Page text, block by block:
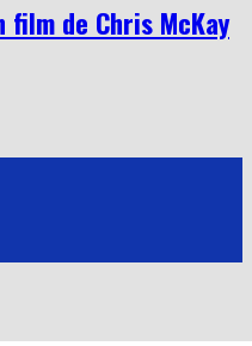
film de Chris McKay